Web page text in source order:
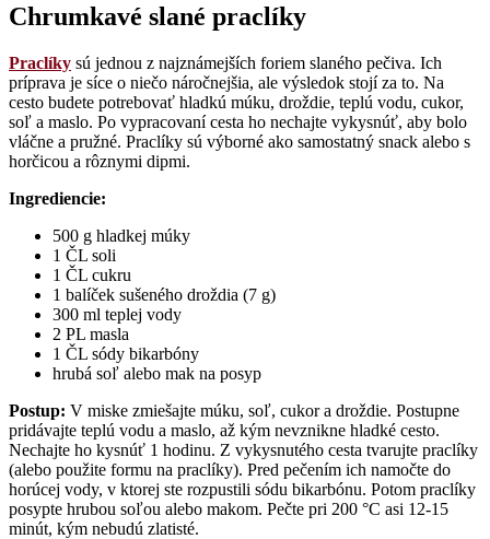
Chrumkavé slané praclíky
Praclíky sú jednou z najznámejších foriem slaného pečiva. Ich
príprava je síce o niečo náročnejšia, ale výsledok stojí za to. Na
cesto budete potrebovať hladkú múku, droždie, teplú vodu, cukor,
soľ a maslo. Po vypracovaní cesta ho nechajte vykysnúť, aby bolo
vláčne a pružné. Praclíky sú výborné ako samostatný snack alebo s
horčicou a rôznymi dipmi.
Ingrediencie:
500 g hladkej múky
1 ČL soli
1 ČL cukru
1 balíček sušeného droždia (7 g)
300 ml teplej vody
2 PL masla
1 ČL sódy bikarbóny
hrubá soľ alebo mak na posyp
Postup: V miske zmiešajte múku, soľ, cukor a droždie. Postupne
pridávajte teplú vodu a maslo, až kým nevznikne hladké cesto.
Nechajte ho kysnúť 1 hodinu. Z vykysnutého cesta tvarujte praclíky
(alebo použite formu na praclíky). Pred pečením ich namočte do
horúcej vody, v ktorej ste rozpustili sódu bikarbónu. Potom praclíky
posypte hrubou soľou alebo makom. Pečte pri 200 °C asi 12-15
minút, kým nebudú zlatisté.